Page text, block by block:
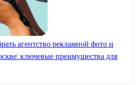
агентство рекламной фото и
ключевые преимущества для